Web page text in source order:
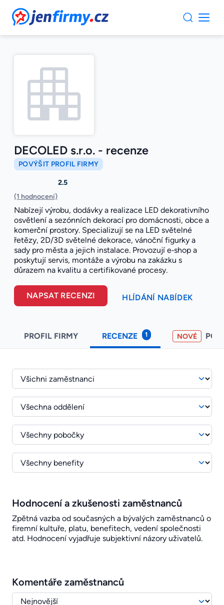
JenFirmy.cz
DECOLED s.r.o. - recenze
POVÝŠIT PROFIL FIRMY
2.5
(1 hodnocení)
Nabízejí výrobu, dodávky a realizace LED dekorativního
osvětlení a sezónních dekorací pro domácnosti, obce a
komerční prostory. Specializují se na LED světelné
řetězy, 2D/3D světelné dekorace, vánoční figurky a
sady pro města a jejich instalace. Provozují e‑shop a
poskytují servis, montáže a výrobu na zakázku s
důrazem na kvalitu a certifikované procesy.
NAPSAT RECENZI HLÍDÁNÍ NABÍDEK
PROFIL FIRMY RECENZE 1 NOVÉ
Hodnocení a zkušenosti zaměstnanců
Zpětná vazba od současných a bývalých zaměstnanců o
firemní kultuře, platu, benefitech, vedení společnosti
atd. Hodnocení vyjadřuje subjektivní názory uživatelů.
Komentáře zaměstnanců